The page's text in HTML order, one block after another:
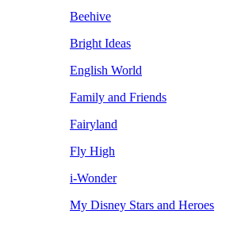
Beehive
Bright Ideas
English World
Family and Friends
Fairyland
Fly High
i-Wonder
My Disney Stars and Heroes